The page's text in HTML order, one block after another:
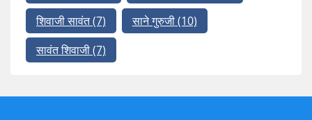
शिवाजी सावंत(7) साने गुरुजी(10)
सावंत शिवाजी(7)